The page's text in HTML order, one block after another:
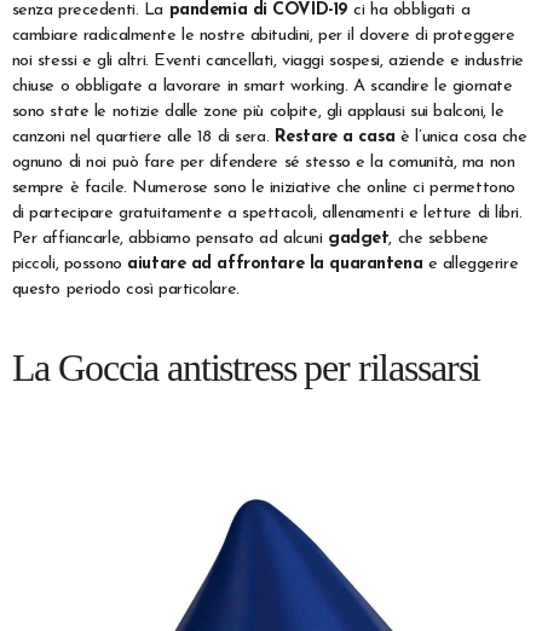
senza precedenti. La pandemia di COVID-19 ci ha obbligati a
cambiare radicalmente le nostre abitudini, per il dovere di proteggere
noi stessi e gli altri. Eventi cancellati, viaggi sospesi, aziende e industrie
chiuse o obbligate a lavorare in smart working. A scandire le giornate
sono state le notizie dalle zone più colpite, gli applausi sui balconi, le
canzoni nel quartiere alle 18 di sera. Restare a casa è l’unica cosa che
ognuno di noi può fare per difendere sé stesso e la comunità, ma non
sempre è facile. Numerose sono le iniziative che online ci permettono
di partecipare gratuitamente a spettacoli, allenamenti e letture di libri.
Per affiancarle, abbiamo pensato ad alcuni gadget, che sebbene
piccoli, possono aiutare ad affrontare la quarantena e alleggerire
questo periodo così particolare.
La Goccia antistress per rilassarsi